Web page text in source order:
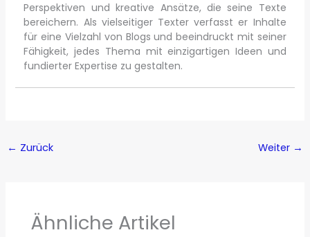
Perspektiven und kreative Ansätze, die seine Texte
bereichern. Als vielseitiger Texter verfasst er Inhalte
für eine Vielzahl von Blogs und beeindruckt mit seiner
Fähigkeit, jedes Thema mit einzigartigen Ideen und
fundierter Expertise zu gestalten.
← Zurück Weiter →
Ähnliche Artikel